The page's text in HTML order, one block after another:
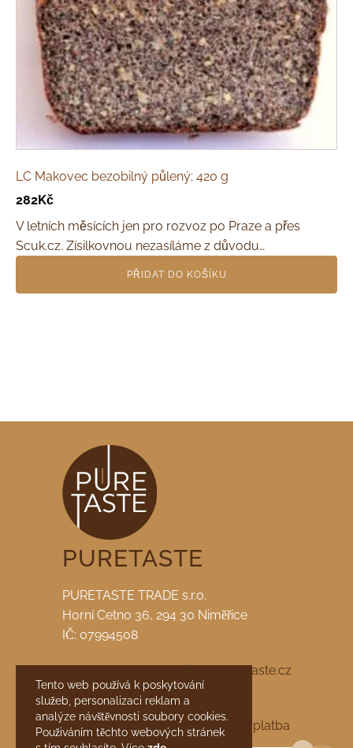
LC Makovec bezobilný půlený; 420 g
282Kč
V letních měsících jen pro rozvoz po Praze a přes
Scuk.cz. Zísilkovnou nezasíláme z důvodu…
PŘIDAT DO KOŠÍKU
PURETASTE
PURETASTE TRADE s.r.o.
Horní Cetno 36, 294 30 Niměřice
IČ: 07994508
info@puretaste.cz
facebook|instagram
Obchodní podmínky
Doprava a platba
Tento web používá k poskytování
služeb, personalizaci reklam a
analýze návštěvnosti soubory cookies.
Použiváním těchto webových stránek